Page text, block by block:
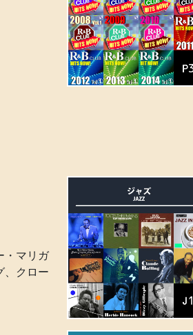
・マリガ
、クロー